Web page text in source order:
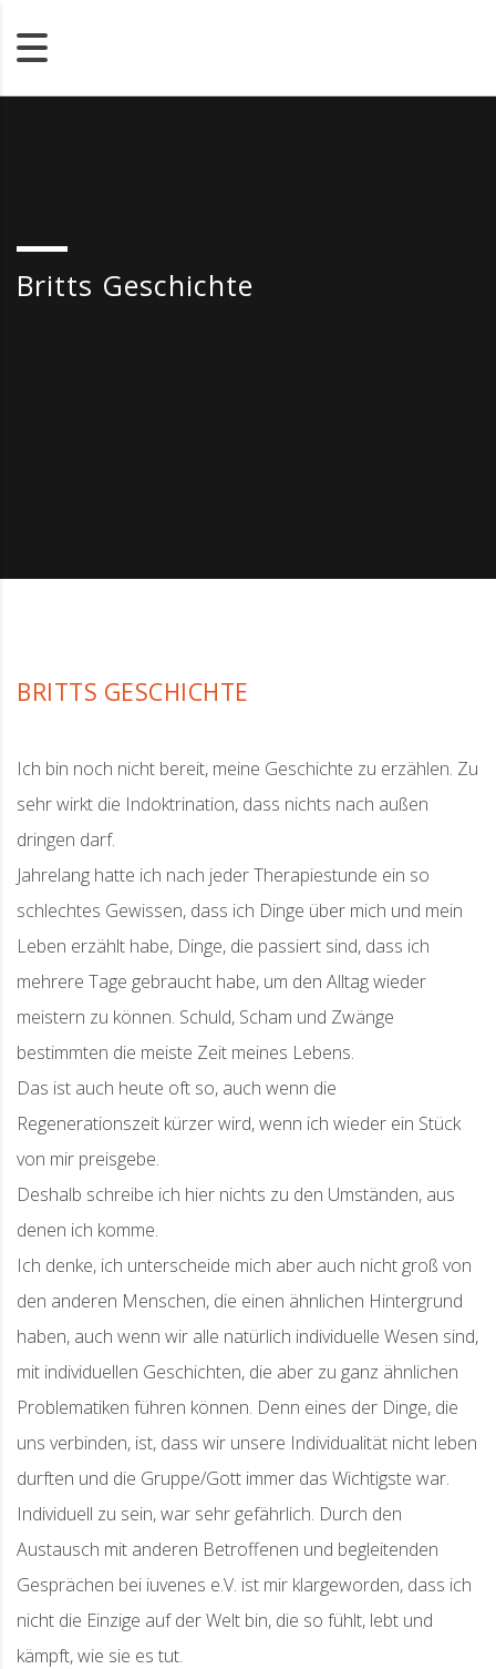
Britts Geschichte
BRITTS GESCHICHTE
Ich bin noch nicht bereit, meine Geschichte zu erzählen. Zu
sehr wirkt die Indoktrination, dass nichts nach außen
dringen darf.
Jahrelang hatte ich nach jeder Therapiestunde ein so
schlechtes Gewissen, dass ich Dinge über mich und mein
Leben erzählt habe, Dinge, die passiert sind, dass ich
mehrere Tage gebraucht habe, um den Alltag wieder
meistern zu können. Schuld, Scham und Zwänge
bestimmten die meiste Zeit meines Lebens.
Das ist auch heute oft so, auch wenn die
Regenerationszeit kürzer wird, wenn ich wieder ein Stück
von mir preisgebe.
Deshalb schreibe ich hier nichts zu den Umständen, aus
denen ich komme.
Ich denke, ich unterscheide mich aber auch nicht groß von
den anderen Menschen, die einen ähnlichen Hintergrund
haben, auch wenn wir alle natürlich individuelle Wesen sind,
mit individuellen Geschichten, die aber zu ganz ähnlichen
Problematiken führen können. Denn eines der Dinge, die
uns verbinden, ist, dass wir unsere Individualität nicht leben
durften und die Gruppe/Gott immer das Wichtigste war.
Individuell zu sein, war sehr gefährlich. Durch den
Austausch mit anderen Betroffenen und begleitenden
Gesprächen bei iuvenes e.V. ist mir klargeworden, dass ich
nicht die Einzige auf der Welt bin, die so fühlt, lebt und
kämpft, wie sie es tut.